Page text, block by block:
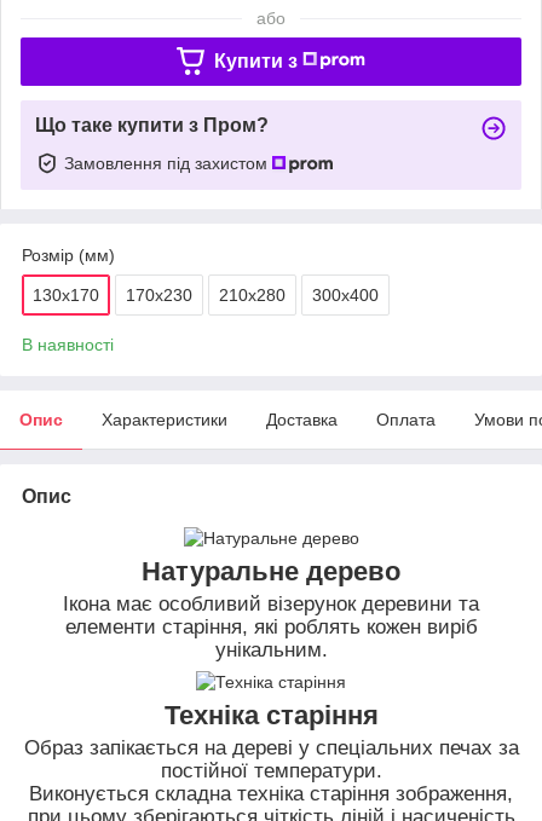
або
Купити з
Що таке купити з Пром?
Замовлення під захистом
Розмір (мм)
130х170 170х230 210х280 300х400
В наявності
Опис Характеристики Доставка Оплата Умови
Опис
Натуральне дерево
Ікона має особливий візерунок деревини та
елементи старіння, які роблять кожен виріб
унікальним.
Техніка старіння
Образ запікається на дереві у спеціальних печах за
постійної температури.
Виконується складна техніка старіння зображення,